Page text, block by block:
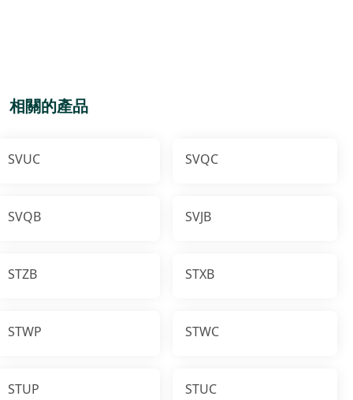
相關的產品
SVUC SVQC
SVQB SVJB
STZB STXB
STWP STWC
STUP STUC